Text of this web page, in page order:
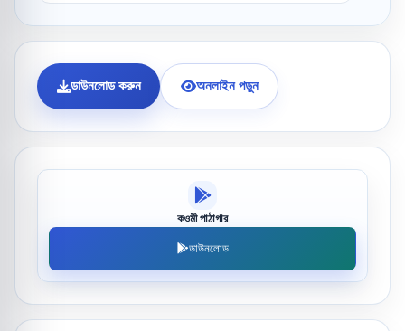
ডাউনলোড করুন অনলাইন পড়ুন
কওমী পাঠাগার
ডাউনলোড